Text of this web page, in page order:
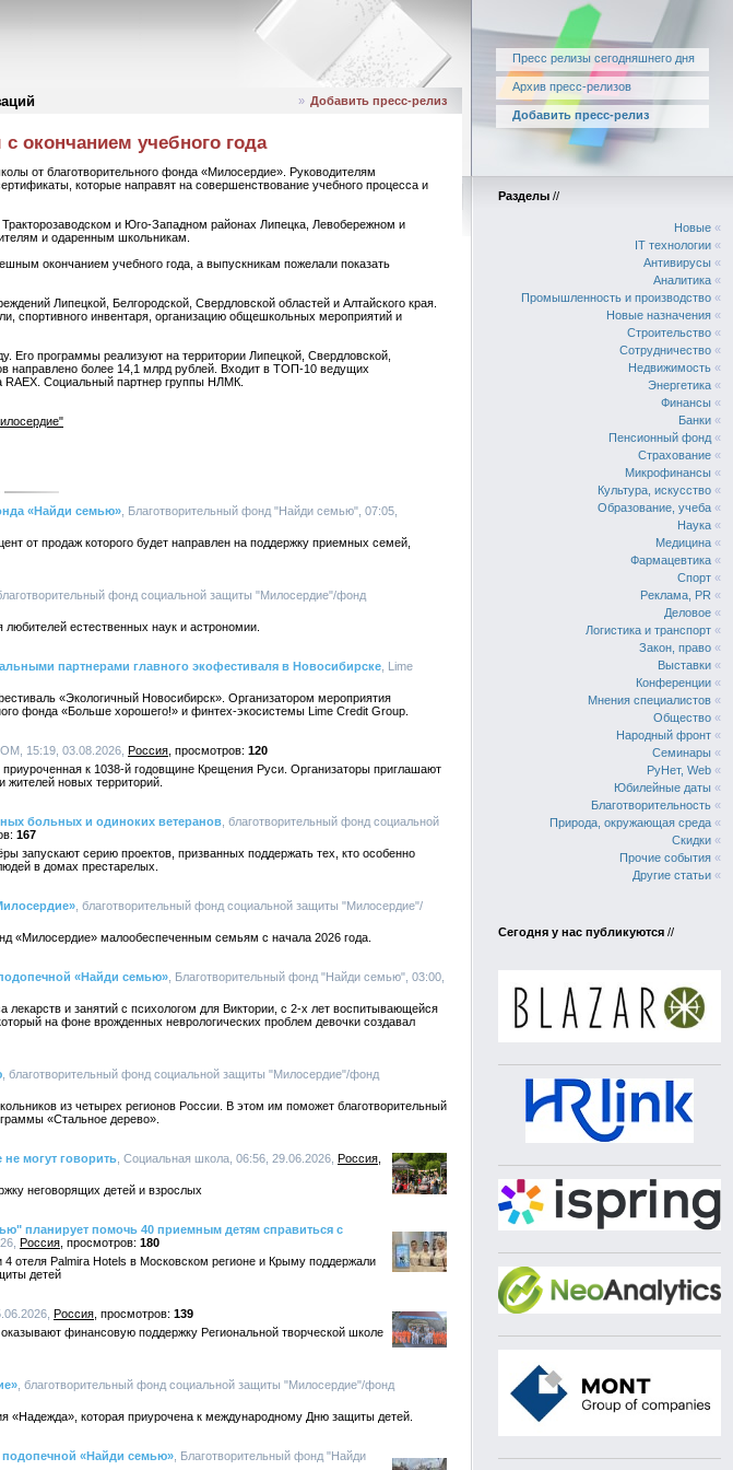
Пресс релизы сегодняшнего дня
Архив пресс-релизов
Добавить пресс-релиз
» Добавить пресс-релиз
окончанием учебного года
от благотворительного фонда «Милосердие». Руководителям
которые направят на совершенствование учебного процесса и
и Юго-Западном районах Липецка, Левобережном и
и одаренным школьникам.
окончанием учебного года, а выпускникам пожелали показать
Липецкой, Белгородской, Свердловской областей и Алтайского края.
спортивного инвентаря, организацию общешкольных мероприятий и
Его программы реализуют на территории Липецкой, Свердловской,
направлено более 14,1 млрд рублей. Входит в ТОП-10 ведущих
RAEX. Социальный партнер группы НЛМК.
«Найди семью» , Благотворительный фонд "Найди семью", 07:05,
от продаж которого будет направлен на поддержку приемных семей,
благотворительный фонд социальной защиты "Милосердие"/фонд
естественных наук и астрономии.
партнерами главного экофестиваля в Новосибирске , Lime
«Экологичный Новосибирск». Организатором мероприятия
фонда «Больше хорошего!» и финтех-экосистемы Lime Credit Group.
15:19, 03.08.2026, Россия
120
к 1038-й годовщине Крещения Руси. Организаторы приглашают
новых территорий.
больных и одиноких ветеранов , благотворительный фонд социальной
167
запускают серию проектов, призванных поддержать тех, кто особенно
в домах престарелых.
, благотворительный фонд социальной защиты "Милосердие"/
«Милосердие» малообеспеченным семьям с начала 2026 года.
«Найди семью» , Благотворительный фонд "Найди семью", 03:00,
лекарств и занятий с психологом для Виктории, с 2-х лет воспитывающейся
на фоне врожденных неврологических проблем девочки создавал
, благотворительный фонд социальной защиты "Милосердие"/фонд
из четырех регионов России. В этом им поможет благотворительный
«Стальное дерево».
могут говорить , Социальная школа, 06:56, 29.06.2026, Россия
неговорящих детей и взрослых
планирует помочь 40 приемным детям справиться с
Россия
180
отеля Palmira Hotels в Московском регионе и Крыму поддержали
детей
Россия
139
финансовую поддержку Региональной творческой школе
, благотворительный фонд социальной защиты "Милосердие"/фонд
«Надежда», которая приурочена к международному Дню защиты детей.
подопечной «Найди семью» , Благотворительный фонд "Найди
Разделы //
Новые «
IT технологии «
Антивирусы «
Аналитика «
Промышленность и производство «
Новые назначения «
Строительство «
Сотрудничество «
Недвижимость «
Энергетика «
Финансы «
Банки «
Пенсионный фонд «
Страхование «
Микрофинансы «
Культура, искусство «
Образование, учеба «
Наука «
Медицина «
Фармацевтика «
Спорт «
Реклама, PR «
Деловое «
Логистика и транспорт «
Закон, право «
Выставки «
Конференции «
Мнения специалистов «
Общество «
Народный фронт «
Семинары «
РуНет, Web «
Юбилейные даты «
Благотворительность «
Природа, окружающая среда «
Скидки «
Прочие события «
Другие статьи «
Сегодня у нас публикуются //